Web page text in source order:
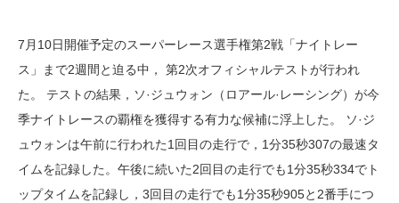
7月10日開催予定のスーパーレース選手権第2戦「ナイトレー
ス」まで2週間と迫る中， 第2次オフィシャルテストが行われ
た。 テストの結果，ソ·ジュウォン（ロアール·レーシング）が今
季ナイトレースの覇権を獲得する有力な候補に浮上した。 ソ·ジ
ュウォンは午前に行われた1回目の走行で，1分35秒307の最速タ
イムを記録した。午後に続いた2回目の走行でも1分35秒334でト
ップタイムを記録し，3回目の走行でも1分35秒905と2番手につ